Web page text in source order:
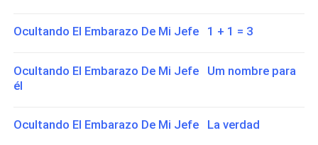
Ocultando El Embarazo De Mi Jefe 1 + 1 = 3
Ocultando El Embarazo De Mi Jefe Um nombre para
él
Ocultando El Embarazo De Mi Jefe La verdad